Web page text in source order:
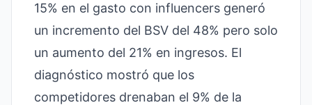
15% en el gasto con influencers generó
un incremento del BSV del 48% pero solo
un aumento del 21% en ingresos. El
diagnóstico mostró que los
competidores drenaban el 9% de la